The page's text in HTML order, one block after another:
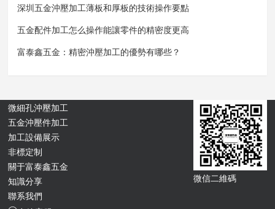
深圳五金沖壓加工薄板和厚板的技術操作要點
五金配件加工怎么操作能讓零件的精密度更高
富泰鑫五金：精密沖壓加工的優勢有哪些？
微細孔沖壓加工
五金沖壓件加工
加工設備展示
非標定制
關于富泰鑫五金
知識分享
聯系我們
微信二維碼